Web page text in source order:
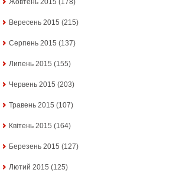
Жовтень 2015 (178)
Вересень 2015 (215)
Серпень 2015 (137)
Липень 2015 (155)
Червень 2015 (203)
Травень 2015 (107)
Квітень 2015 (164)
Березень 2015 (127)
Лютий 2015 (125)